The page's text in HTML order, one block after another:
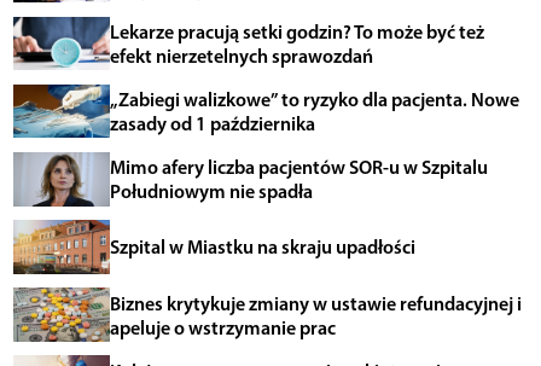
Lekarze pracują setki godzin? To może być też
efekt nierzetelnych sprawozdań
„Zabiegi walizkowe” to ryzyko dla pacjenta. Nowe
zasady od 1 października
Mimo afery liczba pacjentów SOR-u w Szpitalu
Południowym nie spadła
Szpital w Miastku na skraju upadłości
Biznes krytykuje zmiany w ustawie refundacyjnej i
apeluje o wstrzymanie prac